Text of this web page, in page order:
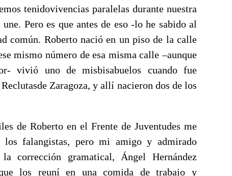
tenidovivencias paralelas durante nuestra
Pero es que antes de eso -lo he sabido al
común. Roberto nació en un piso de la calle
mismo número de esa misma calle –aunque
vivió uno de misbisabuelos cuando fue
Zaragoza, y allí nacieron dos de los
de Roberto en el Frente de Juventudes me
falangistas, pero mi amigo y admirado
corrección gramatical, Ángel Hernández
los reuní en una comida de trabajo y